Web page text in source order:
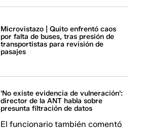
Microvistazo | Quito enfrentó caos
por falta de buses, tras presión de
transportistas para revisión de
pasajes
'No existe evidencia de vulneración':
director de la ANT habla sobre
presunta filtración de datos
El funcionario también comentó